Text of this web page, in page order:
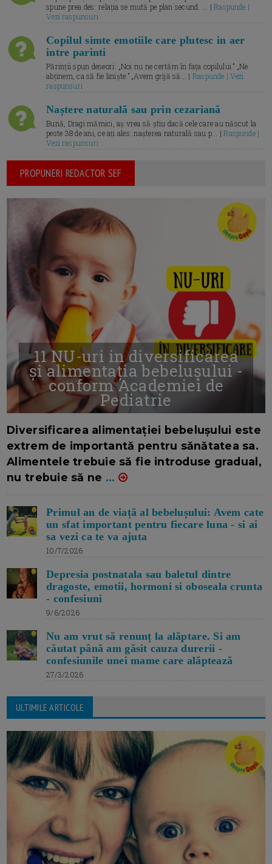
spune prea des: relația se mută pe plan secund. ... |Raspunde |
Vezi raspunsuri
Copilul simte emotiile care plutesc in aer
intre parinti
Părinții spun deseori: „Noi nu ne certăm în fața copilului.” „Ne
abținem, ca să fie liniște.” „Avem grijă să... | Raspunde | Vezi
raspunsuri
Naștere naturală sau prin cezariană
Bună, Dragi mămici, aș vrea să știu dacă cele care au născut la
peste 38 de ani, ce ați ales: nașterea naturală sau p... |Raspunde |
Vezi raspunsuri
PROPUNERI REDACTOR SEF
11 NU-uri in diversificarea
și alimentația bebelușului -
conform Academiei de
Pediatrie
Diversificarea alimentației bebelușului este
extrem de importantă pentru sănătatea sa.
Alimentele trebuie să fie introduse gradual,
nu trebuie să ne ...
Primul an de viață al bebelușului: Avem cate
un sfat important pentru fiecare luna - si ai
sa vezi ca te va ajuta
10/7/2026
Depresia postnatala sau baletul dintre
dragoste, emotii, hormoni si oboseala crunta
- confesiuni
9/6/2026
Nu am vrut să renunț la alăptare. Si am
căutat până am găsit cauza durerii -
confesiunile unei mame care alăptează
27/3/2026
ULTIMILE ARTICOLE